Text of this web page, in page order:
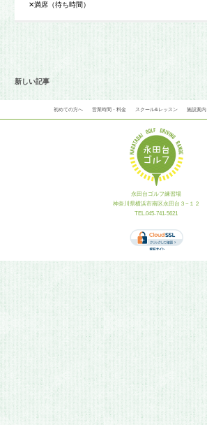
✕満席（待ち時間）
新しい記事
初めての方へ 営業時間・料金 スクール&レッスン 施設案内
永田台ゴルフ練習場
神奈川県横浜市南区永田台３−１２
TEL.045-741-5621